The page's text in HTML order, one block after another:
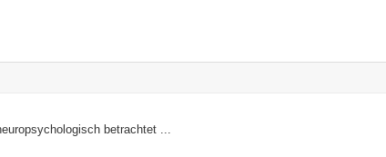
betrachtet ...